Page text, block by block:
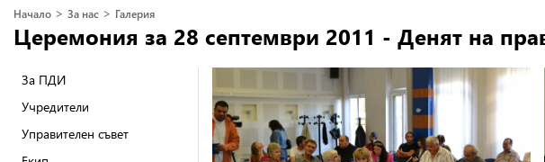
Начало > За нас > Галерия
Церемония за 28 септември 2011 - Денят на
За ПДИ
Учредители
Управителен съвет